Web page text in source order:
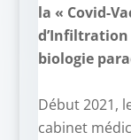
la « Covid-
d’Infiltration
biologie
Début 2021,
cabinet